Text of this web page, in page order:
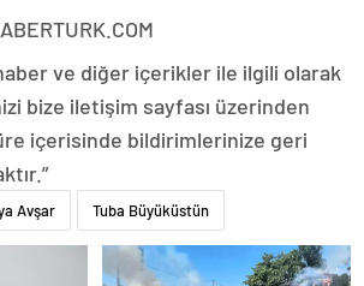
ve diğer içerikler ile ilgili olarak
bize iletişim sayfası üzerinden
içerisinde bildirimlerinize geri
Avşar Tuba Büyüküstün